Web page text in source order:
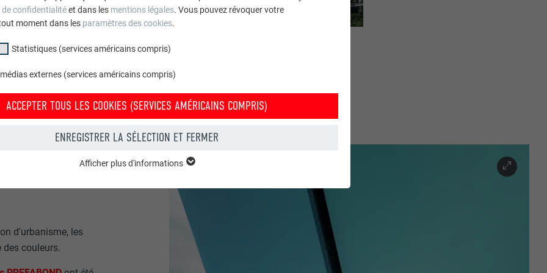
d'urbanisme, les
couleurs.
confidentialitéet dans les mentions légales. Vous pouvez révoquer votre
moment dans les paramètres des cookies.
Statistiques (services américains compris)
externes (services américains compris)
ACCEPTER TOUS LES COOKIES (SERVICES AMÉRICAINS COMPRIS)
ENREGISTRER LA SÉLECTION ET FERMER
PHP
Afficher les informations relatives aux cookies
AMÉRICAINS COMPRIS)
(services américains compris) » nous aident à comprendre comment le site
Afficher plus d'informations